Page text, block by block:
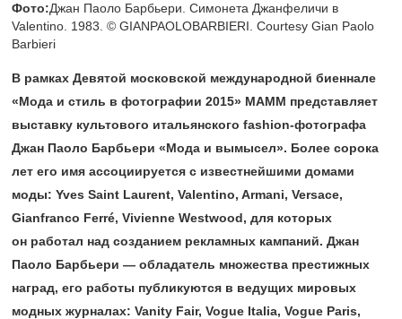
Фото:Джан Паоло Барбьери. Симонета Джанфеличи в
Valentino. 1983. © GIANPAOLOBARBIERI. Courtesy Gian Paolo
Barbieri
В рамках Девятой московской международной биеннале
«Мода и стиль в фотографии 2015» МАММ представляет
выставку культового итальянского fashion-фотографа
Джан Паоло Барбьери «Мода и вымысел». Более сорока
лет его имя ассоциируется с известнейшими домами
моды: Yves Saint Laurent, Valentino, Armani, Versace,
Gianfranco Ferré, Vivienne Westwood, для которых
он работал над созданием рекламных кампаний. Джан
Паоло Барбьери — обладатель множества престижных
наград, его работы публикуются в ведущих мировых
модных журналах: Vanity Fair, Vogue Italia, Vogue Paris,